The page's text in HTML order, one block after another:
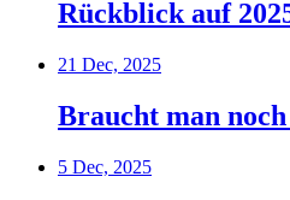
Rückblick auf
21 Dec, 2025
Braucht man
5 Dec, 2025